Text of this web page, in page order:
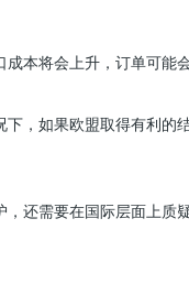
本将会上升，订单可能
，如果欧盟取得有利
还需要在国际层面上质